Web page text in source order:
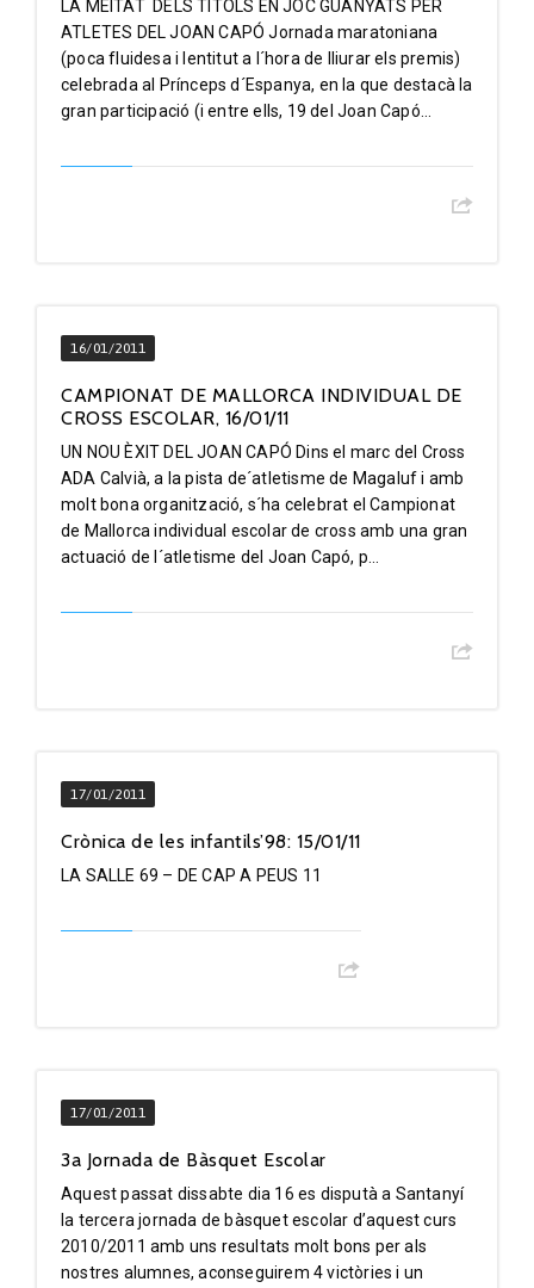
LA MEITAT DELS TÍTOLS EN JOC GUANYATS PER
ATLETES DEL JOAN CAPÓ Jornada maratoniana
(poca fluidesa i lentitut a l´hora de lliurar els premis)
celebrada al Prínceps d´Espanya, en la que destacà la
gran participació (i entre ells, 19 del Joan Capó...
16/01/2011
CAMPIONAT DE MALLORCA INDIVIDUAL DE
CROSS ESCOLAR, 16/01/11
UN NOU ÈXIT DEL JOAN CAPÓ Dins el marc del Cross
ADA Calvià, a la pista de´atletisme de Magaluf i amb
molt bona organització, s´ha celebrat el Campionat
de Mallorca individual escolar de cross amb una gran
actuació de l´atletisme del Joan Capó, p...
17/01/2011
Crònica de les infantils’98: 15/01/11
LA SALLE 69 – DE CAP A PEUS 11
17/01/2011
3a Jornada de Bàsquet Escolar
Aquest passat dissabte dia 16 es disputà a Santanyí
la tercera jornada de bàsquet escolar d’aquest curs
2010/2011 amb uns resultats molt bons per als
nostres alumnes, aconseguirem 4 victòries i un